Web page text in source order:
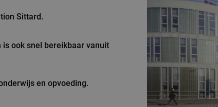
Sittard.
ook snel bereikbaar vanuit
en opvoeding.